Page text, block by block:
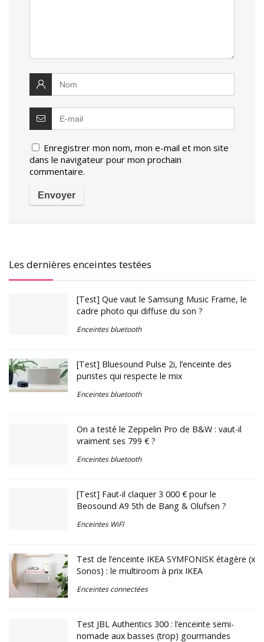
Enregistrer mon nom, mon e-mail et mon site
dans le navigateur pour mon prochain
commentaire.
Les dernières enceintes testées
[Test] Que vaut le Samsung Music Frame, le
cadre photo qui diffuse du son ?
Enceintes bluetooth
[Test] Bluesound Pulse 2i, l’enceinte des
puristes qui respecte le mix
Enceintes bluetooth
On a testé le Zeppelin Pro de B&W : vaut-il
vraiment ses 799 € ?
Enceintes bluetooth
[Test] Faut-il claquer 3 000 € pour le
Beosound A9 5th de Bang & Olufsen ?
Enceintes WiFI
Test de l’enceinte IKEA SYMFONISK étagère (x
Sonos) : le multiroom à prix IKEA
Enceintes connectées
Test JBL Authentics 300 : l’enceinte semi-
nomade aux basses (trop) gourmandes